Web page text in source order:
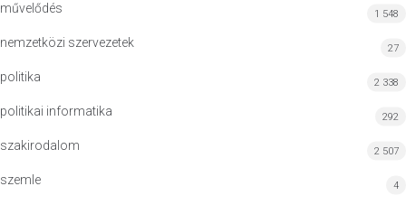
művelődés 1 548
nemzetközi szervezetek 27
politika 2 338
politikai informatika 292
szakirodalom 2 507
szemle 4